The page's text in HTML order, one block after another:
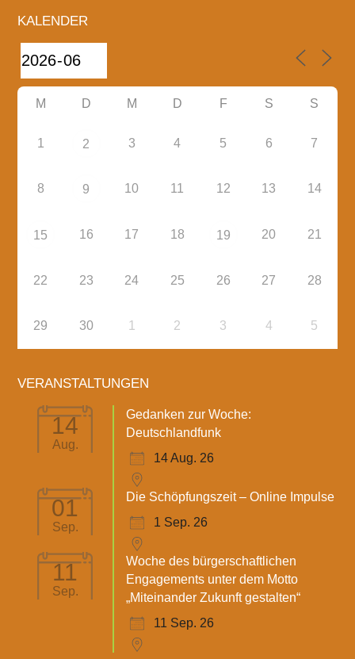
KALENDER
M D M D F S S
1 2 3 4 5 6 7
8 9 10 11 12 13 14
15 16 17 18 19 20 21
22 23 24 25 26 27 28
29 30 1 2 3 4 5
VERANSTALTUNGEN
14
Aug.
Gedanken zur Woche:
Deutschlandfunk
14 Aug. 26
01
Sep.
Die Schöpfungszeit – Online Impulse
1 Sep. 26
11
Sep.
Woche des bürgerschaftlichen
Engagements unter dem Motto
„Miteinander Zukunft gestalten“
11 Sep. 26